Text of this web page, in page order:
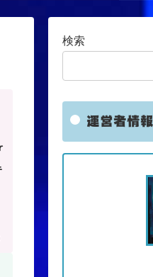
検索
運営者情報